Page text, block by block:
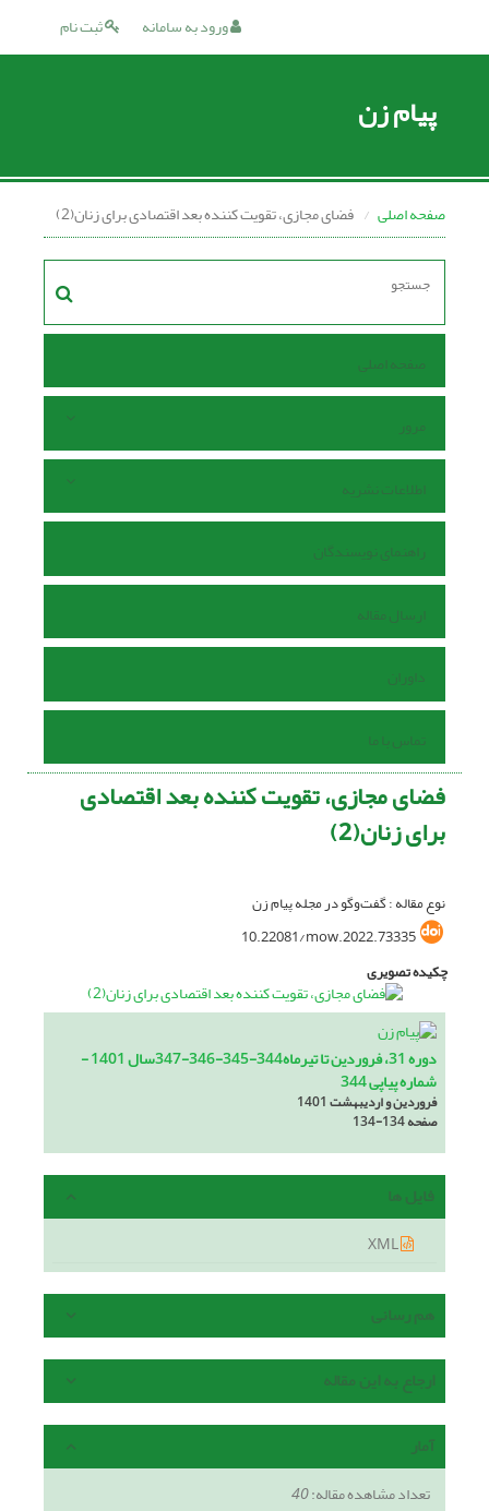
ثبت نام ورود به سامانه
پیام زن
صفحه اصلی فضای مجازی، تقویت کننده بعد اقتصادی برای زنان(2)
صفحه اصلی
مرور
اطلاعات نشریه
راهنمای نویسندگان
ارسال مقاله
داوران
تماس با ما
فضای مجازی، تقویت کننده بعد اقتصادی
برای زنان(2)
نوع مقاله : گفت‌وگو در مجله پیام زن
10.22081/mow.2022.73335
چکیده تصویری
دوره 31، فروردین تا تیرماه344-345-346-347سال 1401 -
شماره پیاپی 344
فروردین و اردیبهشت 1401
صفحه134-134
فایل ها
هم رسانی
ارجاع به این مقاله
آمار
تعداد مشاهده مقاله:40